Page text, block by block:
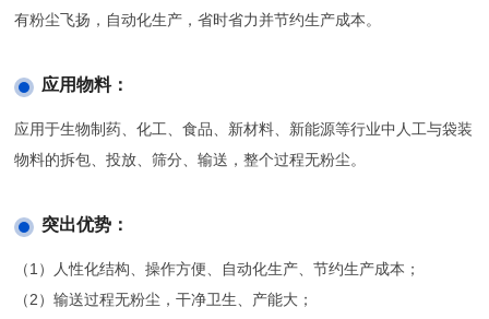
有粉尘飞扬，自动化生产，省时省力并节约生产成本。
应用物料：
应用于生物制药、化工、食品、新材料、新能源等行业中人工与袋装
物料的拆包、投放、筛分、输送，整个过程无粉尘。
突出优势：
（1）人性化结构、操作方便、自动化生产、节约生产成本；
（2）输送过程无粉尘，干净卫生、产能大；